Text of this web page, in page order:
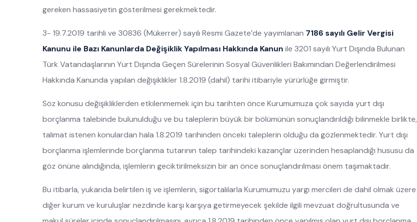
gereken hassasiyetin gösterilmesi gerekmektedir.
3- 19.7.2019 tarihli ve 30836 (Mükerrer) sayılı Resmi Gazete’de yayımlanan 7186 sayılı Gelir Vergisi
Kanunu ile Bazı Kanunlarda Değişiklik Yapılması Hakkında Kanun ile 3201 sayılı Yurt Dışında Bulunan
Türk Vatandaşlarının Yurt Dışında Geçen Sürelerinin Sosyal Güvenlikleri Bakımından Değerlendirilmesi
Hakkında Kanunda yapılan değişiklikler 1.8.2019 (dahil) tarihi itibariyle yürürlüğe girmiştir.
Söz konusu değişikliklerden etkilenmemek için bu tarihten önce Kurumumuza çok sayıda yurt dışı
borçlanma talebinde bulunulduğu ve bu taleplerin büyük bir bölümünün sonuçlandırıldığı bilinmekle birlikte,
talimat istenen konulardan hala 1.8.2019 tarihinden önceki taleplerin olduğu da gözlenmektedir. Yurt dışı
borçlanma işlemlerinde borçlanma tutarının talep tarihindeki kazançlar üzerinden hesaplandığı hususu da
göz önüne alındığında, işlemlerin geciktirilmeksizin bir an önce sonuçlandırılması önem taşımaktadır.
Bu itibarla, yukarıda belirtilen iş ve işlemlerin, sigortalılarla Kurumumuzu yargı mercileri de dahil olmak üzere
diğer kurum ve kuruluşlar nezdinde karşı karşıya getirmeyecek şekilde ilgili mevzuat doğrultusunda ve